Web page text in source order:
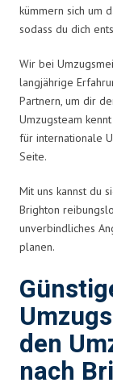
kümmern sich um
sodass du dich
Wir bei
langjährige
Partnern, um dir
Umzugsteam
für internationale
Seite.
Mit uns kannst du
Brighton
unverbindliches
planen.
den
nach